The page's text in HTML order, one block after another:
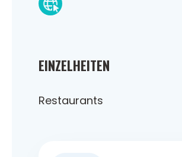
EINZELHEITEN
Restaurants